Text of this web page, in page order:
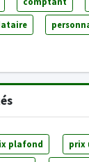
plafond prix